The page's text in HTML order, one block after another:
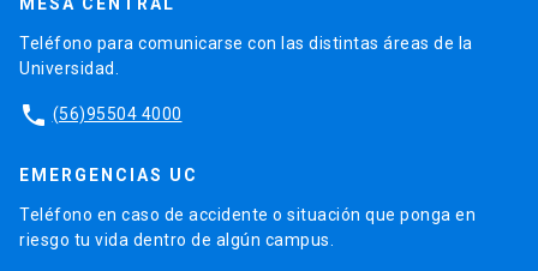
Teléfono para comunicarse con las distintas áreas de la
Universidad.
phone (56)95504 4000
EMERGENCIAS UC
Teléfono en caso de accidente o situación que ponga en
riesgo tu vida dentro de algún campus.